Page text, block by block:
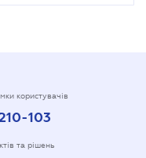
користувачів
103
та рішень